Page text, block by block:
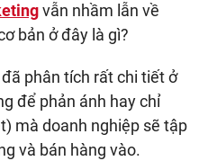
vẫn nhầm lẫn về
bản ở đây là gì?
phân tích rất chi tiết ở
để phản ánh hay chỉ
mà doanh nghiệp sẽ tập
và bán hàng vào.